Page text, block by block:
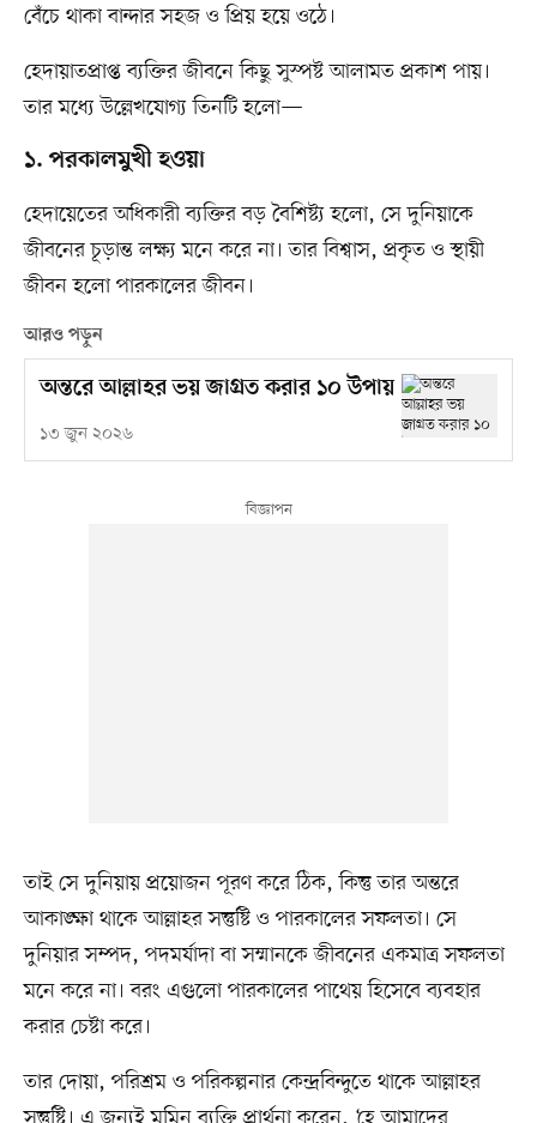
বেঁচে থাকা বান্দার সহজ ও প্রিয় হয়ে ওঠে।
হেদায়াতপ্রাপ্ত ব্যক্তির জীবনে কিছু সুস্পষ্ট আলামত প্রকাশ পায়।
তার মধ্যে উল্লেখযোগ্য তিনটি হলো—
১. পরকালমুখী হওয়া
হেদায়েতের অধিকারী ব্যক্তির বড় বৈশিষ্ট্য হলো, সে দুনিয়াকে
জীবনের চূড়ান্ত লক্ষ্য মনে করে না। তার বিশ্বাস, প্রকৃত ও স্থায়ী
জীবন হলো পারকালের জীবন।
আরও পড়ুন
অন্তরে আল্লাহর ভয় জাগ্রত করার ১০ উপায়
১৩ জুন ২০২৬
তাই সে দুনিয়ায় প্রয়োজন পূরণ করে ঠিক, কিন্তু তার অন্তরে
আকাঙ্ক্ষা থাকে আল্লাহর সন্তুষ্টি ও পারকালের সফলতা। সে
দুনিয়ার সম্পদ, পদমর্যাদা বা সম্মানকে জীবনের একমাত্র সফলতা
মনে করে না। বরং এগুলো পারকালের পাথেয় হিসেবে ব্যবহার
করার চেষ্টা করে।
তার দোয়া, পরিশ্রম ও পরিকল্পনার কেন্দ্রবিন্দুতে থাকে আল্লাহর